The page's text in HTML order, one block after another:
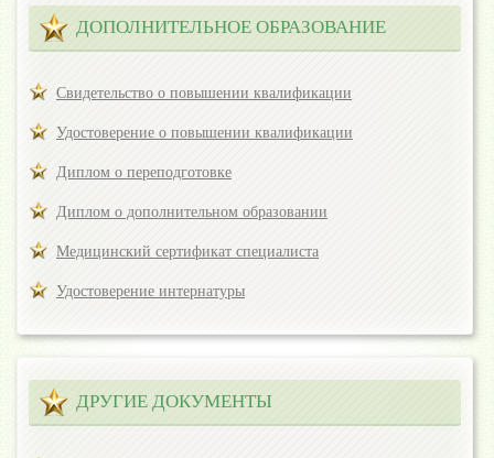
ДОПОЛНИТЕЛЬНОЕ ОБРАЗОВАНИЕ
Свидетельство о повышении квалификации
Удостоверение о повышении квалификации
Диплом о переподготовке
Диплом о дополнительном образовании
Медицинский сертификат специалиста
Удостоверение интернатуры
ДРУГИЕ ДОКУМЕНТЫ